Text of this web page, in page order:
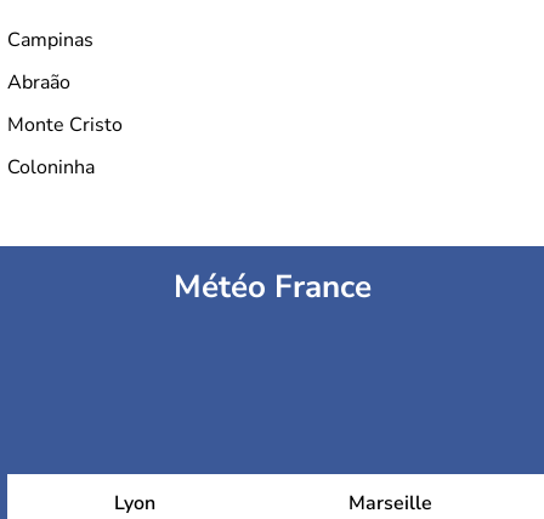
Campinas
Abraão
Monte Cristo
Coloninha
Météo France
Lyon Marseille